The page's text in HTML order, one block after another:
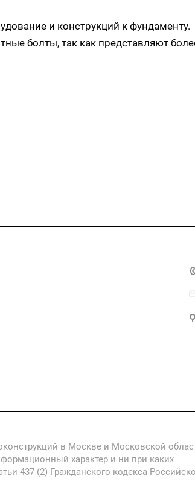
и конструкций к фундаменту.
болты, так как представляют
в Москве и Московской
характер и ни при каких
437 (2) Гражданского кодекса